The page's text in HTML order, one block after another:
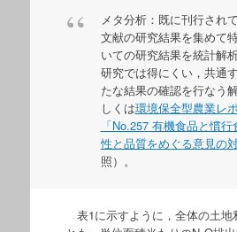
メタ分析：既に刊行され
文献の研究結果を集めて
いての研究結果を統計解
研究では得にくい，共通
たな結果の確認を行なう
しくは環境保全型農業レ
「No.257 有機食品と慣
性と品質をめぐる意見の対
照）。
表1に示すように，全体の土地